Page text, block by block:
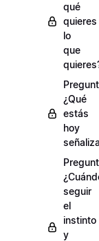
qué
quieres
lo
que
¿Qué
estás
hoy
seguir
el
instinto
y